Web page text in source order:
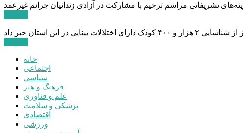
تشریفاتی مراسم ترحیم با مشارکت در آزادی زندانیان جرائم غیرعمد
خانه
اجتماعی
سیاسی
فرهنگ و هنر
علم و فناوری
پزشکی و سلامت
اقتصادی
ورزشی